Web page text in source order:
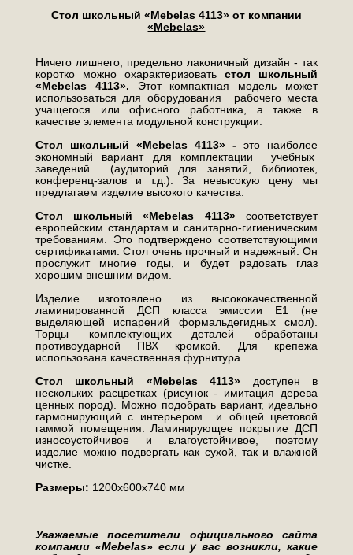
Стол школьный «Mebelas 4113» от компании
«Mebelas»
Ничего лишнего, предельно лаконичный дизайн - так
коротко можно охарактеризоватьстол школьный
«Mebelas 4113». Этот компактная модель может
использоваться для оборудования рабочего места
учащегося или офисного работника, а также в
качестве элемента модульной конструкции.
Стол школьный «Mebelas 4113» -это наиболее
экономный вариант для комплектации учебных
заведений (аудиторий для занятий, библиотек,
конференц-залов и т.д.). За невысокую цену мы
предлагаем изделие высокого качества.
Стол школьный «Mebelas 4113»соответствует
европейским стандартам и санитарно-гигиеническим
требованиям. Это подтверждено соответствующими
сертификатами. Стол очень прочный и надежный. Он
прослужит многие годы, и будет радовать глаз
хорошим внешним видом.
Изделие изготовлено из высококачественной
ламинированной ДСП класса эмиссии Е1 (не
выделяющей испарений формальдегидных смол).
Торцы комплектующих деталей обработаны
противоударной ПВХ кромкой. Для крепежа
использована качественная фурнитура.
Стол школьный «Mebelas 4113» доступен в
нескольких расцветках (рисунок - имитация дерева
ценных пород). Можно подобрать вариант, идеально
гармонирующий с интерьером и общей цветовой
гаммой помещения. Ламинирующее покрытие ДСП
износоустойчивое и влагоустойчивое, поэтому
изделие можно подвергать как сухой, так и влажной
чистке.
Размеры: 1200х600х740 мм
Уважаемые посетители официального сайта
компании «Mebelas» если у вас возникли, какие